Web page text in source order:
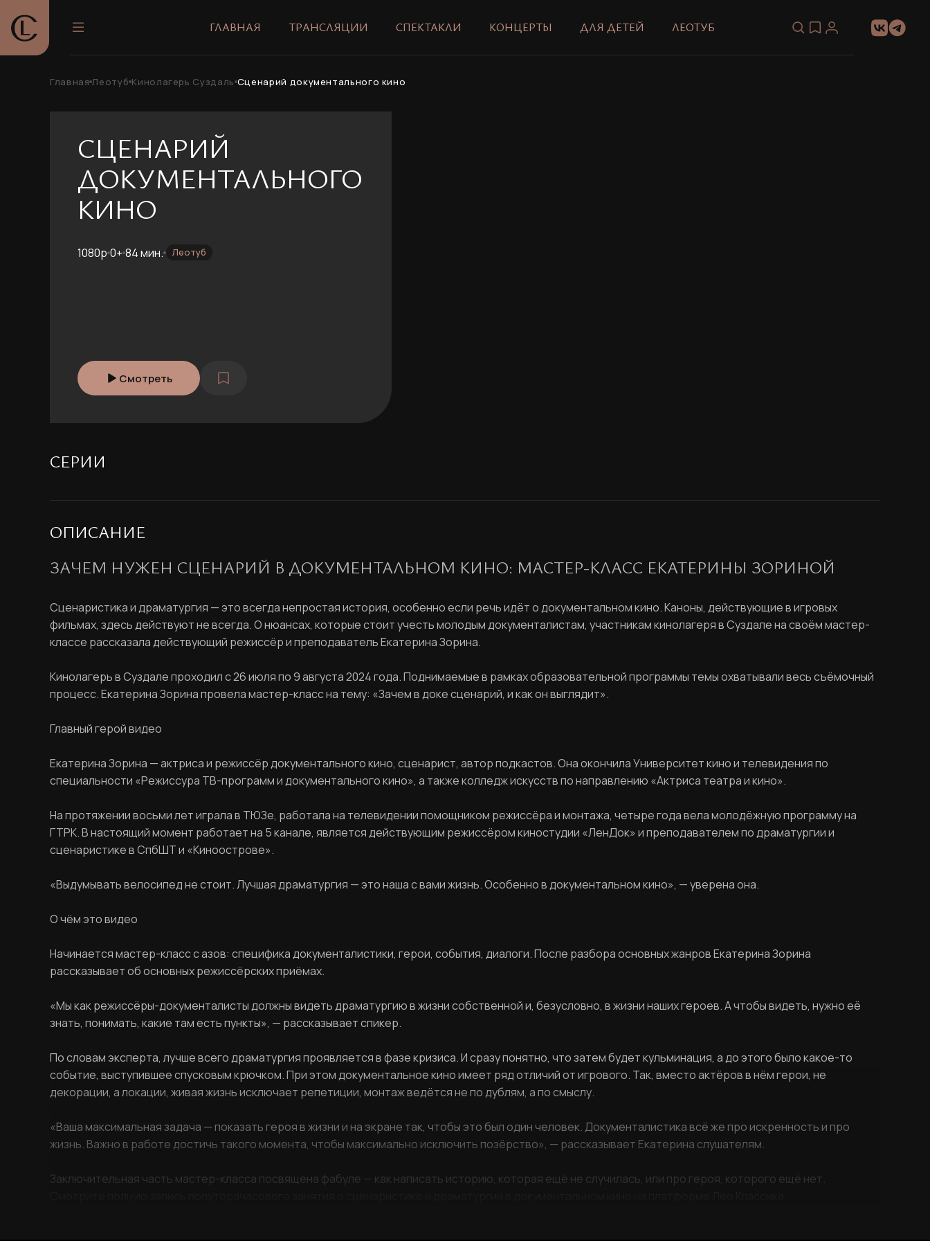
ГЛАВНАЯ ТРАНСЛЯЦИИ СПЕКТАКЛИ КОНЦЕРТЫ ДЛЯ ДЕТЕЙ ЛЕОТУБ
Главная Леотуб Кинолагерь Суздаль Сценарий документального кино
СЦЕНАРИЙ
ДОКУМЕНТАЛЬНОГО
КИНО
1080p 0+ 84 мин. Леотуб
Смотреть
СЕРИИ
ОПИСАНИЕ
ЗАЧЕМ НУЖЕН СЦЕНАРИЙ В ДОКУМЕНТАЛЬНОМ КИНО: МАСТЕР-КЛАСС ЕКАТЕРИНЫ ЗОРИНОЙ
Сценаристика и драматургия — это всегда непростая история, особенно если речь идёт о документальном кино. Каноны, действующие в игровых
фильмах, здесь действуют не всегда. О нюансах, которые стоит учесть молодым документалистам, участникам кинолагеря в Суздале на своём мастер-
классе рассказала действующий режиссёр и преподаватель Екатерина Зорина.
Кинолагерь в Суздале проходил с 26 июля по 9 августа 2024 года. Поднимаемые в рамках образовательной программы темы охватывали весь съёмочный
процесс. Екатерина Зорина провела мастер-класс на тему: «Зачем в доке сценарий, и как он выглядит».
Главный герой видео
Екатерина Зорина — актриса и режиссёр документального кино, сценарист, автор подкастов. Она окончила Университет кино и телевидения по
специальности «Режиссура ТВ-программ и документального кино», а также колледж искусств по направлению «Актриса театра и кино».
На протяжении восьми лет играла в ТЮЗе, работала на телевидении помощником режиссёра и монтажа, четыре года вела молодёжную программу на
ГТРК. В настоящий момент работает на 5 канале, является действующим режиссёром киностудии «ЛенДок» и преподавателем по драматургии и
сценаристике в СпбШТ и «Киноострове».
«Выдумывать велосипед не стоит. Лучшая драматургия — это наша с вами жизнь. Особенно в документальном кино», — уверена она.
О чём это видео
Начинается мастер-класс с азов: специфика документалистики, герои, события, диалоги. После разбора основных жанров Екатерина Зорина
рассказывает об основных режиссёрских приёмах.
«Мы как режиссёры-документалисты должны видеть драматургию в жизни собственной и, безусловно, в жизни наших героев. А чтобы видеть, нужно её
знать, понимать, какие там есть пункты», — рассказывает спикер.
По словам эксперта, лучше всего драматургия проявляется в фазе кризиса. И сразу понятно, что затем будет кульминация, а до этого было какое-то
событие, выступившее спусковым крючком. При этом документальное кино имеет ряд отличий от игрового. Так, вместо актёров в нём герои, не
декорации, а локации, живая жизнь исключает репетиции, монтаж ведётся не по дублям, а по смыслу.
«Ваша максимальная задача — показать героя в жизни и на экране так, чтобы это был один человек. Документалистика всё же про искренность и про
жизнь. Важно в работе достичь такого момента, чтобы максимально исключить позёрство», — рассказывает Екатерина слушателям.
Заключительная часть мастер-класса посвящена фабуле — как написать историю, которая ещё не случилась, или про героя, которого ещё нет.
Ваш email
Пароль
Войти
Ваше имя
Задайте пароль
Отправить